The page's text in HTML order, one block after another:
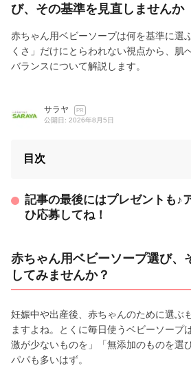
び、その基準を見直しませんか
赤ちゃん用ベビーソープは何を基準に選
くさ」だけにとらわれない視点から、肌
バランスについて解説します。
サラヤ PR
公開日: 2026年8月5日
目次
記事の最後にはプレゼントも♪
ひ応募してね！
赤ちゃん用ベビーソープ選び、
してみませんか？
妊娠中や出産後、赤ちゃんのために選ぶ
ますよね。とくに毎日使うベビーソープ
激が少ないものを」「無添加のものを選
パパも多いはず。